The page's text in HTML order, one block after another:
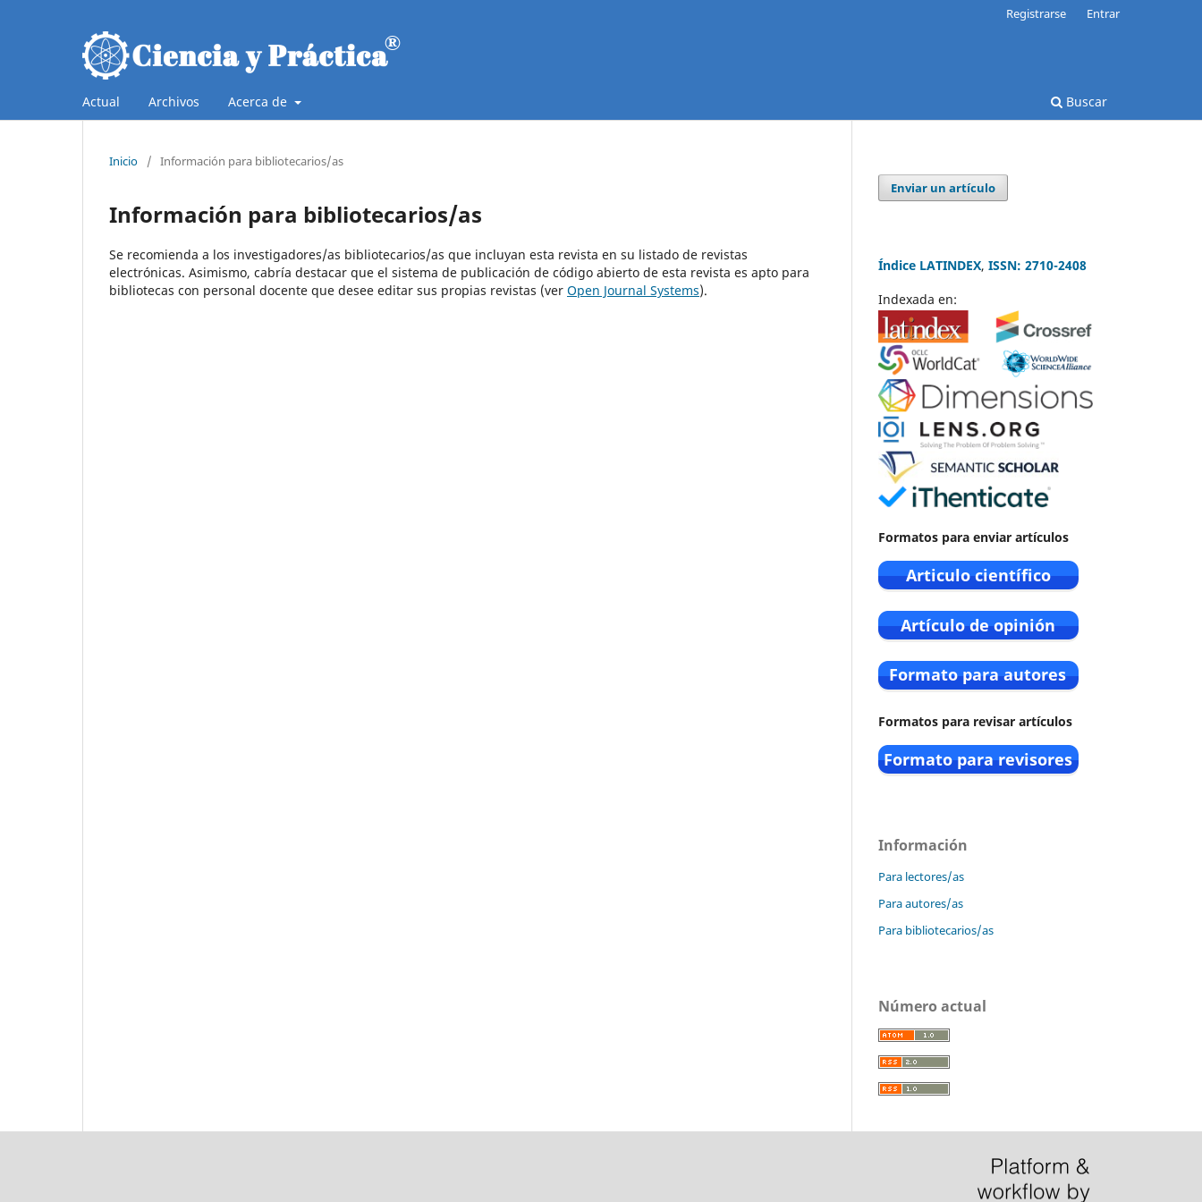
Actual Archivos Acerca de Buscar
Registrarse Entrar
Inicio / Información para bibliotecarios/as
Información para bibliotecarios/as
Se recomienda a los investigadores/as bibliotecarios/as que incluyan esta revista en su listado de revistas
electrónicas. Asimismo, cabría destacar que el sistema de publicación de código abierto de esta revista es apto para
bibliotecas con personal docente que desee editar sus propias revistas (ver Open Journal Systems).
Enviar un artículo
Índice LATINDEX, ISSN: 2710-2408
Indexada en:
Formatos para enviar artículos
Formatos para revisar artículos
Información
Para lectores/as
Para autores/as
Para bibliotecarios/as
Número actual